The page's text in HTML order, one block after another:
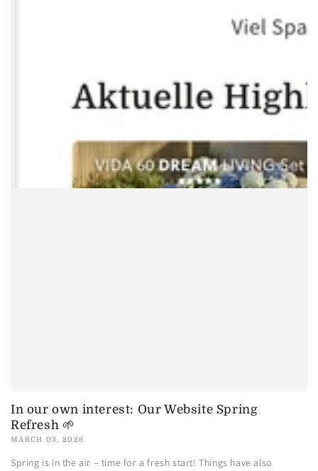
In our own interest: Our Website Spring
Refresh 🌱
MARCH 03, 2026
Spring is in the air – time for a fresh start! Things have also